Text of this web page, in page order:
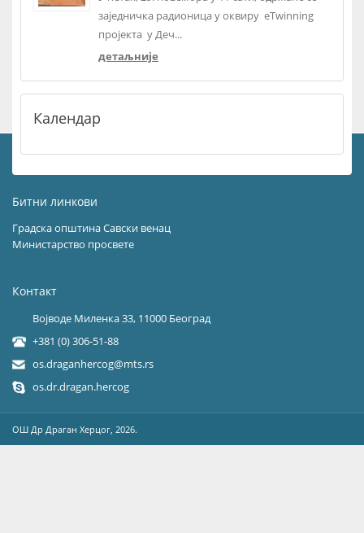
заједничка радионица у оквиру eTwinning
пројекта у Деч...
детаљније
Календар
Битни линкови
Градска општина Савски венац
Министарство просвете
Контакт
Војводе Миленка 33, 11000 Београд
+381 (0) 306-51-88
os.draganhercog@mts.rs
os.dr.dragan.hercog
OШ Др Драган Херцог, 2026.